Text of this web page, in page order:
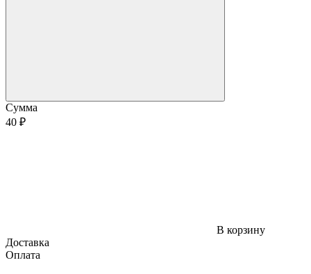
Сумма
40 ₽
В корзину
Доставка
Оплата